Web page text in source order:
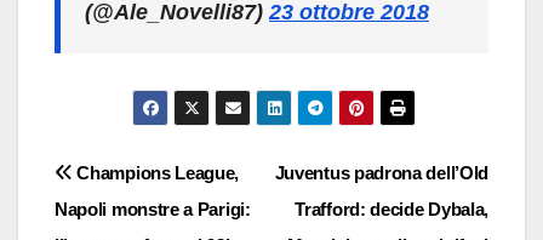
(@Ale_Novelli87)23 ottobre 2018
Navigazione
articoli
Juventus padrona dell’Old
Trafford: decide Dybala,
Champions League,
Napoli monstre a Parigi: